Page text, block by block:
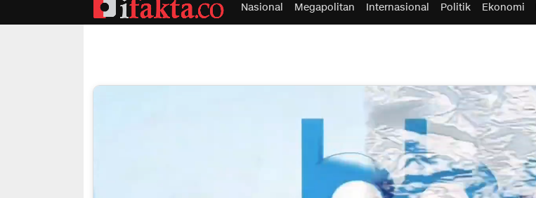
Nasional Megapolitan Internasional Politik Ekonomi